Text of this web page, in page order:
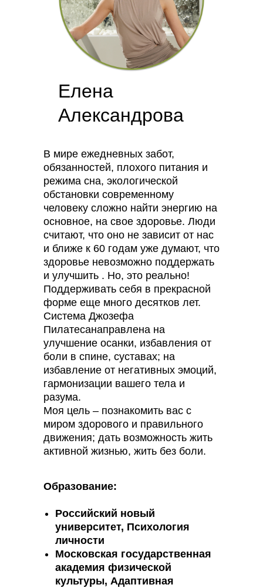
Елена
Александрова
В мире ежедневных забот,
обязанностей, плохого питания и
режима сна, экологической
обстановки современному
человеку сложно найти энергию на
основное, на свое здоровье. Люди
считают, что оно не зависит от нас
и ближе к 60 годам уже думают, что
здоровье невозможно поддержать
и улучшить . Но, это реально!
Поддерживать себя в прекрасной
форме еще много десятков лет.
Система Джозефа
Пилатесанаправлена на
улучшение осанки, избавления от
боли в спине, суставах; на
избавление от негативных эмоций,
гармонизации вашего тела и
разума.
Моя цель – познакомить вас с
миром здорового и правильного
движения; дать возможность жить
активной жизнью, жить без боли.
Образование:
Российский новый
университет, Психология
личности
Московская государственная
академия физической
культуры, Адаптивная